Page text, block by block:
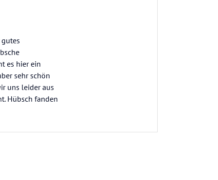
es hier ein
sehr schön
uns leider aus
Hübsch fanden